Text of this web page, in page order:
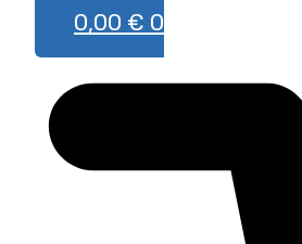
0,00 € 0